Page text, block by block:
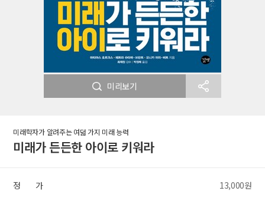
미리보기
미래학자가 알려주는 여덟 가지 미래 능력
미래가 든든한 아이로 키워라
정 가 13,000원